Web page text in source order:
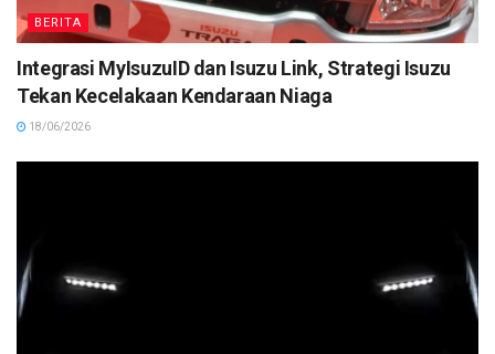
BERITA
Integrasi MyIsuzuID dan Isuzu Link, Strategi Isuzu
Tekan Kecelakaan Kendaraan Niaga
18/06/2026